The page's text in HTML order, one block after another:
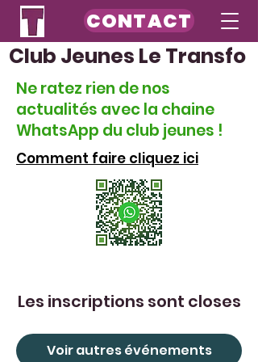
CONTACT
Club Jeunes Le Transfo
Ne ratez rien de nos
actualités avec la chaine
WhatsApp du club jeunes !
Comment faire cliquez ici
Les inscriptions sont closes
Voir autres événements